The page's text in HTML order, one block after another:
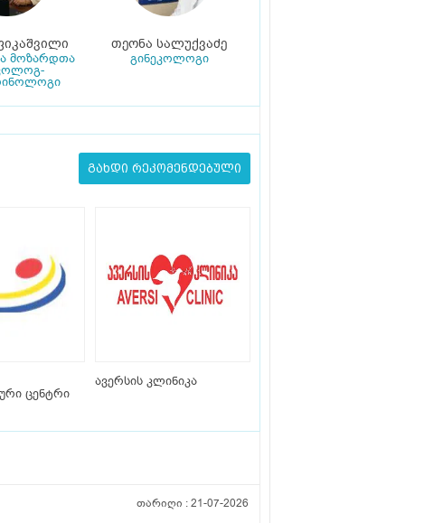
მოზარდთა
თეონა სალუქვაძე
გინეკოლოგი
გახდი რეკომენდებული
ცენტრი
ავერსის კლინიკა
თარიღი :21-07-2026